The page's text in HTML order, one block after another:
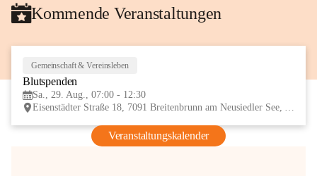
Kommende Veranstaltungen
Gemeinschaft & Vereinsleben
Blutspenden
Sa., 29. Aug., 07:00 - 12:30
Eisenstädter Straße 18, 7091 Breitenbrunn am Neusiedler See, AUT
Veranstaltungskalender